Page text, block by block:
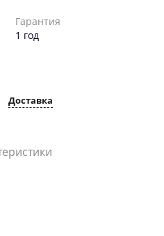
Гарантия
1 год
Доставка